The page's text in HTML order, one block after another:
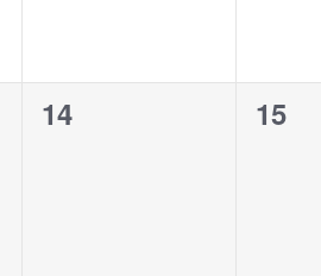
0
14
0
15